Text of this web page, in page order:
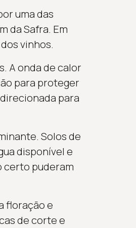
uma das
da Safra. Em
vinhos.
A onda de calor
para proteger
para
Solos de
disponível e
certo puderam
floração e
de corte e